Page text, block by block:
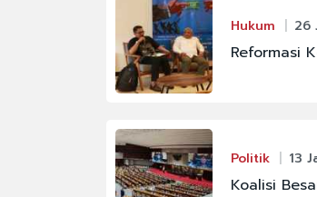
Hukum 26
Reformasi
Politik 13
Koalisi